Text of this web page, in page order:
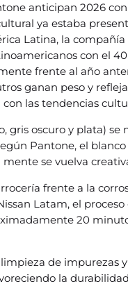
anticipan 2026
ya estaba
Latina, la
con el
frente al año
ganan peso y
las tendencias
gris oscuro y plata)
Pantone, el
se vuelva
frente a la
Latam, el
20
de impurezas
la